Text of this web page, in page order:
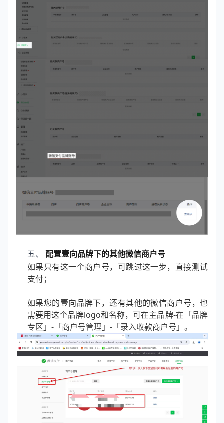
五、 配置壹向品牌下的其他微信商户号
如果只有这一个商户号，可跳过这一步，直接测试
支付；
如果您的壹向品牌下，还有其他的微信商户号，也
需要用这个品牌logo和名称，可在主品牌-在「品牌
专区」-「商户号管理」-「录入收款商户号」。